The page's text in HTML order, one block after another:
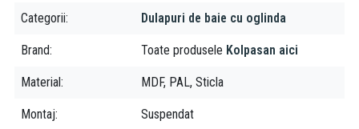
resturilor tocate foarte marunt se poate freza si astfel obtine
permite frezare pe suprafata placii astfel obtinand forme
Categorii Dulapuri de baie cu oglinda
Brand Toate produsele Kolpasan aici
Material MDF, PAL, Sticla
Montaj Suspendat